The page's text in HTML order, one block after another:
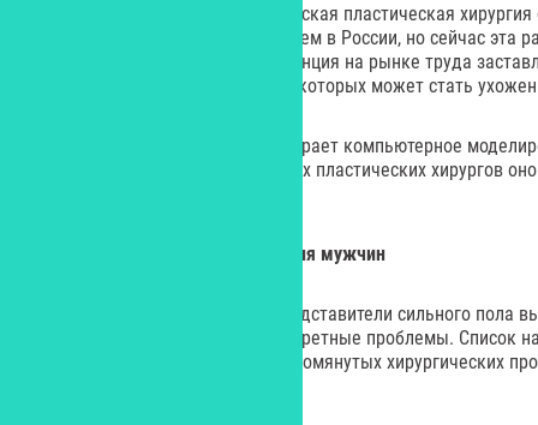
Замечу, что в США и Европе мужская пластическая
обсуждаемой гораздо раньше, чем в России, но сейчас эта
сокращается. Растущая конкуренция на рынке труда
новые преимущества, одним из которых может стать
Заметную роль в этом тренде играет компьютерное
В инструментарии отечественных пластических хирургов
Самые популярные операции для мужчин
Статистика показывает, что представители сильного пола
процедуры, нацеленные на конкретные проблемы. Список
операций состоит из трех уже упомянутых хирургических